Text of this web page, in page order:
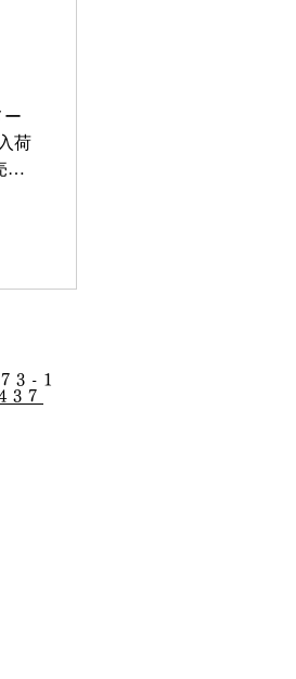
ー
荷
商
1